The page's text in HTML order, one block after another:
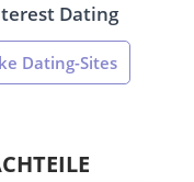
Dating
Dating-Sites